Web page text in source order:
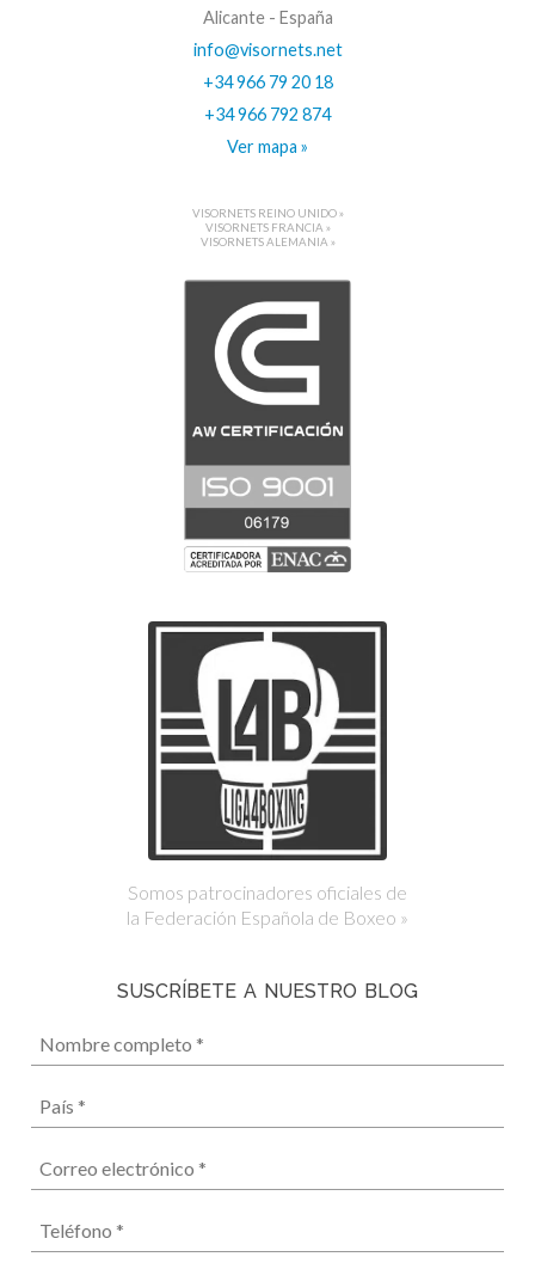
Alicante - España
info@visornets.net
+34 966 79 20 18
+34 966 792 874
Ver mapa »
VISORNETS REINO UNIDO »
VISORNETS FRANCIA »
VISORNETS ALEMANIA »
Somos patrocinadores oficiales de
la Federación Española de Boxeo »
SUSCRÍBETE A NUESTRO BLOG